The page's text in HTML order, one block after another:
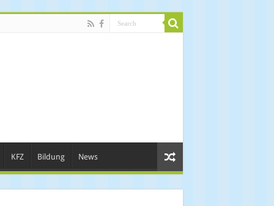
KFZ Bildung News